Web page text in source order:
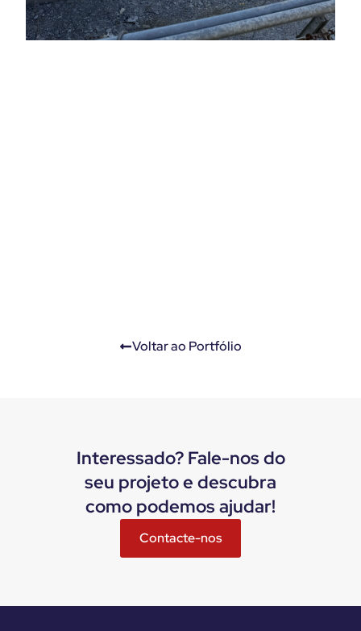
Voltar ao Portfólio
Interessado? Fale-nos do
seu projeto e descubra
como podemos ajudar!
Contacte-nos